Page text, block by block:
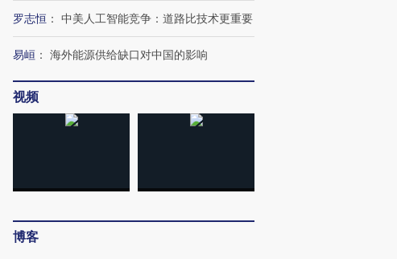
罗志恒 ： 中美人工智能竞争：道路比技术更重要
易峘 ： 海外能源供给缺口对中国的影响
视频
博客